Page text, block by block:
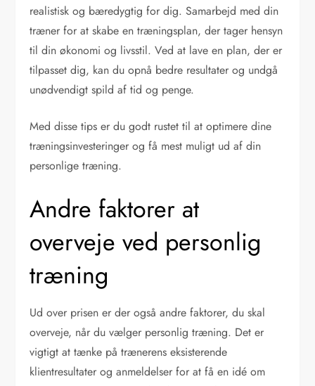
realistisk og bæredygtig for dig. Samarbejd med din
træner for at skabe en træningsplan, der tager hensyn
til din økonomi og livsstil. Ved at lave en plan, der er
tilpasset dig, kan du opnå bedre resultater og undgå
unødvendigt spild af tid og penge.
Med disse tips er du godt rustet til at optimere dine
træningsinvesteringer og få mest muligt ud af din
personlige træning.
Andre faktorer at
overveje ved personlig
træning
Ud over prisen er der også andre faktorer, du skal
overveje, når du vælger personlig træning. Det er
vigtigt at tænke på trænerens eksisterende
klientresultater og anmeldelser for at få en idé om